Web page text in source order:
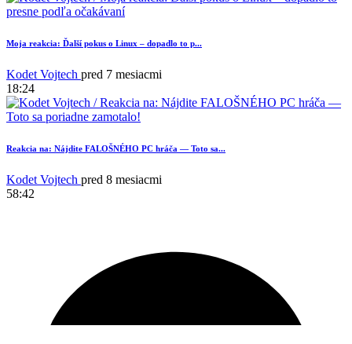
Moja reakcia: Ďalší pokus o Linux – dopadlo to p...
Kodet Vojtech pred 7 mesiacmi
18:24
Reakcia na: Nájdite FALOŠNÉHO PC hráča — Toto sa...
Kodet Vojtech pred 8 mesiacmi
58:42